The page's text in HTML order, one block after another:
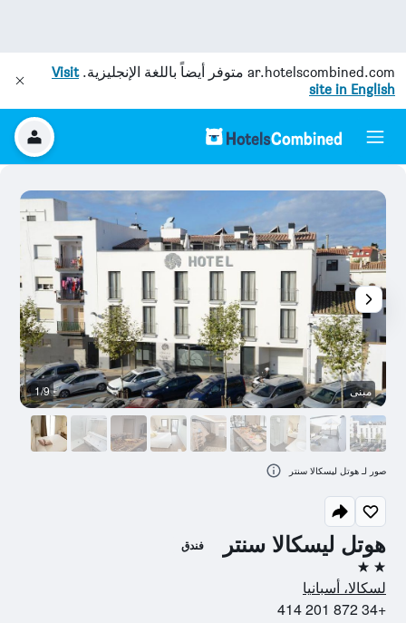
ar.hotelscombined.com متوفر أيضاً باللغة الإنجليزية.Visit
site in English
هوتل ليسكالا سنتر فندق
2 نجمتين
لسكالا، أسبانيا
+34 872 201 414
مبنى 1/9
صور لـ هوتل ليسكالا سنتر